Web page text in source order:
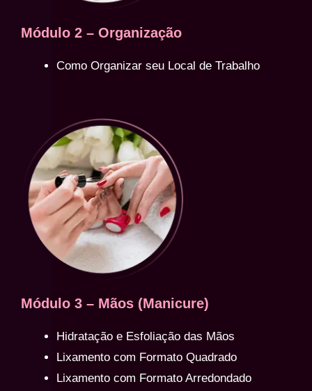
Módulo 2 – Organização
Como Organizar seu Local de Trabalho
Módulo 3 – Mãos (Manicure)
Hidratação e Esfoliação das Mãos
Lixamento com Formato Quadrado
Lixamento com Formato Arredondado